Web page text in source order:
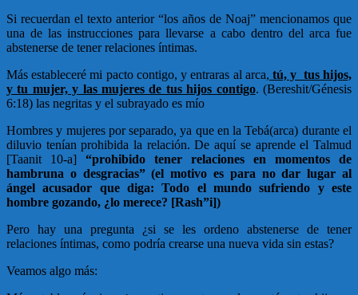
Si recuerdan el texto anterior “los años de Noaj” mencionamos que
una de las instrucciones para llevarse a cabo dentro del arca fue
abstenerse de tener relaciones íntimas.
Más estableceré mi pacto contigo, y entraras al arca, tú, y tus hijos,
y tu mujer, y las mujeres de tus hijos contigo. (Bereshit/Génesis
6:18) las negritas y el subrayado es mío
Hombres y mujeres por separado, ya que en la Tebá(arca) durante el
diluvio tenían prohibida la relación. De aquí se aprende el Talmud
[Taanit 10-a] “prohibido tener relaciones en momentos de
hambruna o desgracias” (el motivo es para no dar lugar al
ángel acusador que diga: Todo el mundo sufriendo y este
hombre gozando, ¿lo merece? [Rash”i])
Pero hay una pregunta ¿si se les ordeno abstenerse de tener
relaciones íntimas, como podría crearse una nueva vida sin estas?
Veamos algo más: